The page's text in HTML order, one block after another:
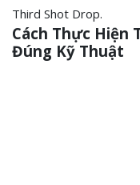
Third Shot Drop.
Cách Thực Hiện
Đúng Kỹ Thuật